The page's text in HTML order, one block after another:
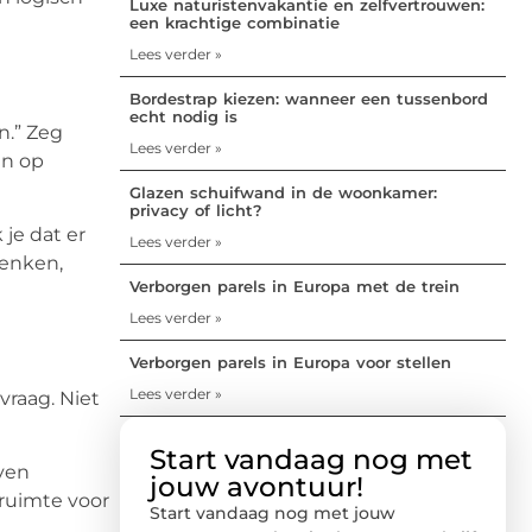
Zeg
op
je dat er
Niet
voor
Luxe naturistenvakantie en zelfvertrouwen:
een krachtige combinatie
Lees verder »
Bordestrap kiezen: wanneer een tussenbord
echt nodig is
Lees verder »
Glazen schuifwand in de woonkamer:
privacy of licht?
Lees verder »
Verborgen parels in Europa met de trein
Lees verder »
Verborgen parels in Europa voor stellen
Lees verder »
Start vandaag nog met
jouw avontuur!
Start vandaag nog met jouw